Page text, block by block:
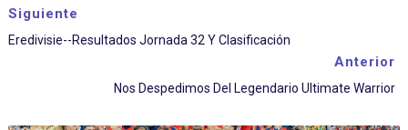
Siguiente
Eredivisie--Resultados Jornada 32 Y Clasificación
Anterior
Nos Despedimos Del Legendario Ultimate Warrior